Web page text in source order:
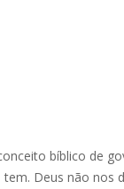
bíblico de
Deus não nos